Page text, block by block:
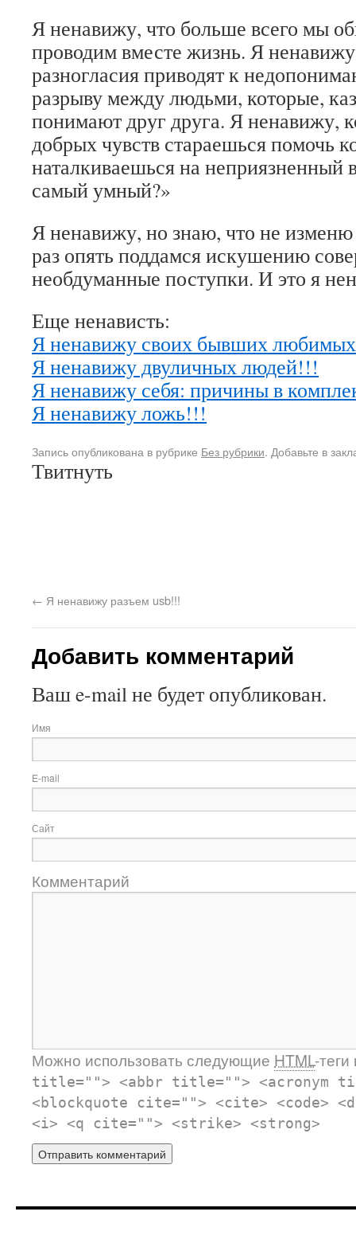
Я ненавижу, что больше всего мы
проводим вместе жизнь. Я
разногласия приводят к
разрыву между людьми, которые,
понимают друг друга. Я ненавижу,
добрых чувств стараешься помочь
наталкиваешься на неприязненный
самый умный?»
Я ненавижу, но знаю, что не
раз опять поддамся искушению
необдуманные поступки. И это я
Еще ненависть:
Я ненавижу своих бывших
Я ненавижу двуличных людей!!!
Я ненавижу себя: причины в
Я ненавижу ложь!!!
Запись опубликована в рубрике Без рубрики. Добавьте в
Твитнуть
← Я ненавижу разъем usb!!!
Добавить комментарий
Ваш e-mail не будет опубликован.
Имя
E-mail
Сайт
Комментарий
Можно использовать следующие HTML-
title=""> <abbr title=""> <acronym
<blockquote cite=""> <cite> <code>
<i> <q cite=""> <strike> <strong>